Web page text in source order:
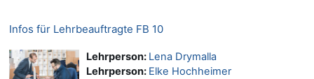
Infos für Lehrbeauftragte FB 10
Lehrperson: Lena Drymalla
Lehrperson: Elke Hochheimer